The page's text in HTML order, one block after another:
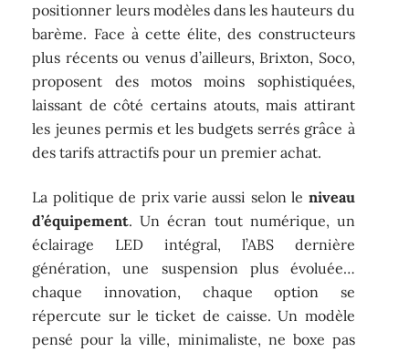
positionner leurs modèles dans les hauteurs du
barème. Face à cette élite, des constructeurs
plus récents ou venus d’ailleurs, Brixton, Soco,
proposent des motos moins sophistiquées,
laissant de côté certains atouts, mais attirant
les jeunes permis et les budgets serrés grâce à
des tarifs attractifs pour un premier achat.
La politique de prix varie aussi selon le niveau
d’équipement. Un écran tout numérique, un
éclairage LED intégral, l’ABS dernière
génération, une suspension plus évoluée…
chaque innovation, chaque option se
répercute sur le ticket de caisse. Un modèle
pensé pour la ville, minimaliste, ne boxe pas